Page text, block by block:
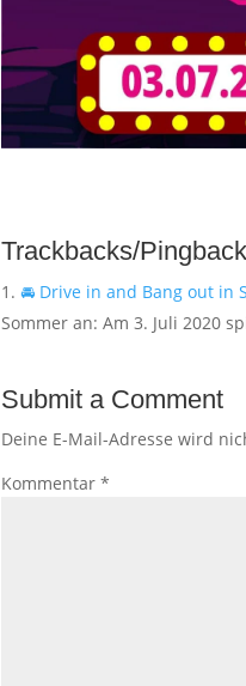
Trackbacks/
🚘 Drive in and Bang out in
Sommer an: Am 3. Juli 2020
Submit a Comment
Deine E-Mail-Adresse wird
Kommentar*